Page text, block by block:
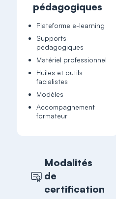
pédagogiques
Plateforme e-learning
Supports
pédagogiques
Matériel professionnel
Huiles et outils
facialistes
Modèles
Accompagnement
formateur
Modalités
de
certification